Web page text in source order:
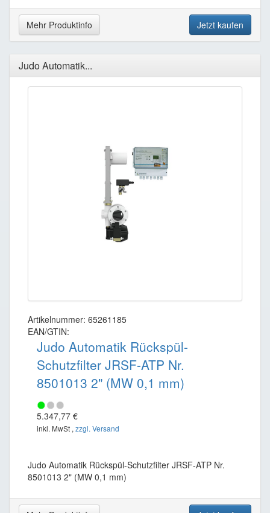
Mehr Produktinfo Jetzt kaufen
Judo Automatik...
Artikelnummer: 65261185
EAN/GTIN:
Judo Automatik Rückspül-
Schutzfilter JRSF-ATP Nr.
8501013 2" (MW 0,1 mm)
5.347,77 €
inkl. MwSt , zzgl. Versand
Judo Automatik Rückspül-Schutzfilter JRSF-ATP Nr.
8501013 2" (MW 0,1 mm)